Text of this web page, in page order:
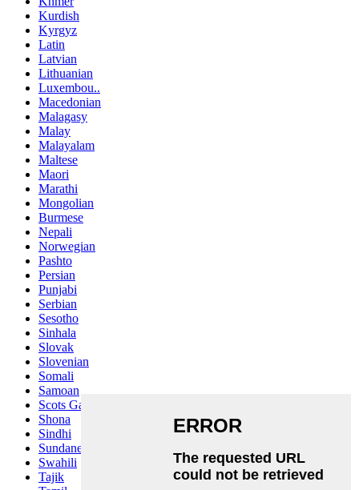
Kurdish
Kyrgyz
Latin
Latvian
Lithuanian
Luxembou..
Macedonian
Malagasy
Malay
Malayalam
Maltese
Maori
Marathi
Mongolian
Burmese
Nepali
Norwegian
Pashto
Persian
Punjabi
Serbian
Sesotho
Sinhala
Slovak
Slovenian
Somali
Samoan
Scots Gaelic
Shona
Sindhi
Sundanese
Swahili
Tajik